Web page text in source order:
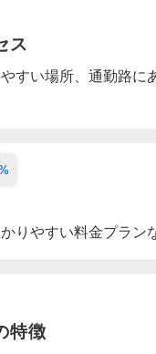
ス
すい場所、 通勤路に
りやすい料金プラン
特徴